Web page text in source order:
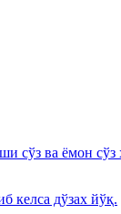
сўз ва ёмон сўз
келса дўзах йўқ.